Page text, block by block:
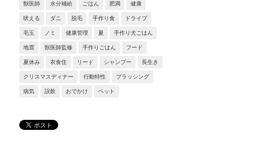
獣医師 水分補給 ごはん 肥満 健康
吠える ダニ 脱毛 手作り食 ドライブ
毛玉 ノミ 健康管理 夏 手作り犬ごはん
地震 獣医師監修 手作りごはん フード
夏休み 衣食住 リード シャンプー 長生き
クリスマスディナー 行動特性 ブラッシング
病気 誤飲 おでかけ ペット